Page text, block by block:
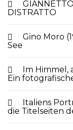
DISTRATTO
Gino Moro
See
Im Himmel,
Ein
Italiens
die Titelseiten